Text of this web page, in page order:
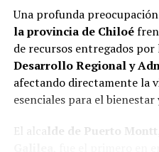
Una profunda
la provincia de Chiloé
de recursos entregados por
Desarrollo Regional y
afectando directamente la
esenciales para el
El alca lde de Puerto